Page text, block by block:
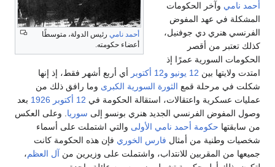
أحمد ناميرئيس الدولة، متوسطًا
أعضاء حكومته.
ناميوآخر الحكومات
في عهد المفوض
هنري دي جوفنيل،
تعتبر من أقصر
السورية عمرًا إذ
ولايتها بين12 يونيو و12 أكتوبر
أي أربع أشهر فقط، إذ إنها
في مرحلة قمعالثورة السورية الكبرى وما رافق ذلك من
عسكرية واعتقالات، استقالة الحكومة في12 أكتوبر 1926بعد
المفوض الفرنسي الجديد هنري بونسو إلىسوريا . وعلى العكس
حكومة أحمد نامي الأولى والتي اشتملت على أسماء
وطنية من أمثالفارس الخوري فإن هذه الحكومة كانت
من المقربين للانتداب، واشتملت على وزيرين من آل العظم ،